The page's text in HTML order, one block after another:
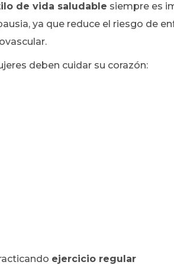
de vida saludable siempre es
ya que reduce el riesgo de
deben cuidar su corazón:
ejercicio regular